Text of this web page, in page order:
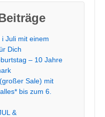
Juli mit einem
Dich
– 10 Jahre
Sale) mit
bis zum 6.
&